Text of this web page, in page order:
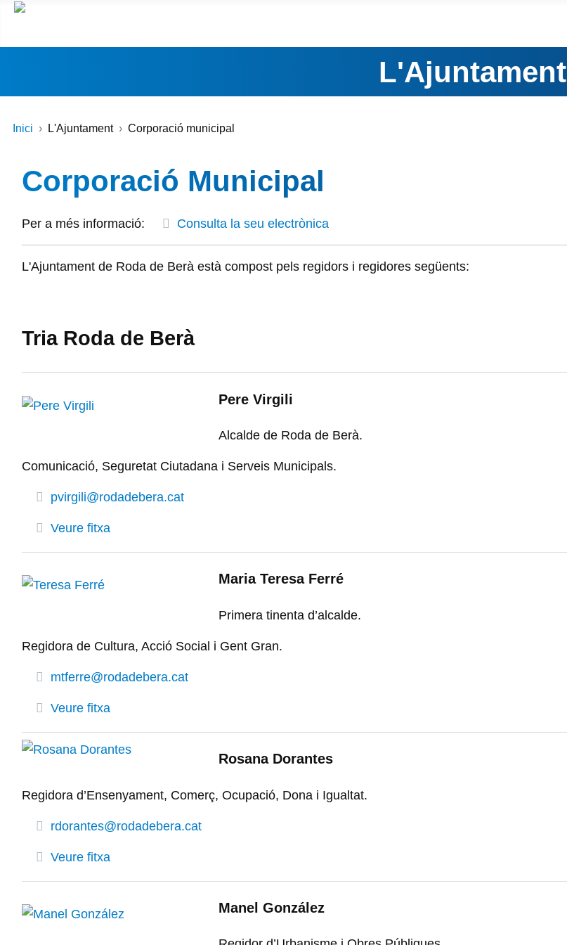
L'Ajuntament
Inici L'Ajuntament Corporació municipal
Corporació Municipal
Per a més informació: Consulta la seu electrònica
L'Ajuntament de Roda de Berà està compost pels regidors i regidores següents:
Tria Roda de Berà
Pere Virgili
Alcalde de Roda de Berà.
Comunicació, Seguretat Ciutadana i Serveis Municipals.
pvirgili@rodadebera.cat
Veure fitxa
Maria Teresa Ferré
Primera tinenta d’alcalde.
Regidora de Cultura, Acció Social i Gent Gran.
mtferre@rodadebera.cat
Veure fitxa
Rosana Dorantes
Regidora d’Ensenyament, Comerç, Ocupació, Dona i Igualtat.
rdorantes@rodadebera.cat
Veure fitxa
Manel González